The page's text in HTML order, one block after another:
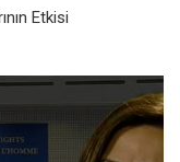
Etkisi